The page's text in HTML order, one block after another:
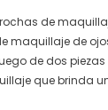
de
maquillaje de
de dos
que brinda